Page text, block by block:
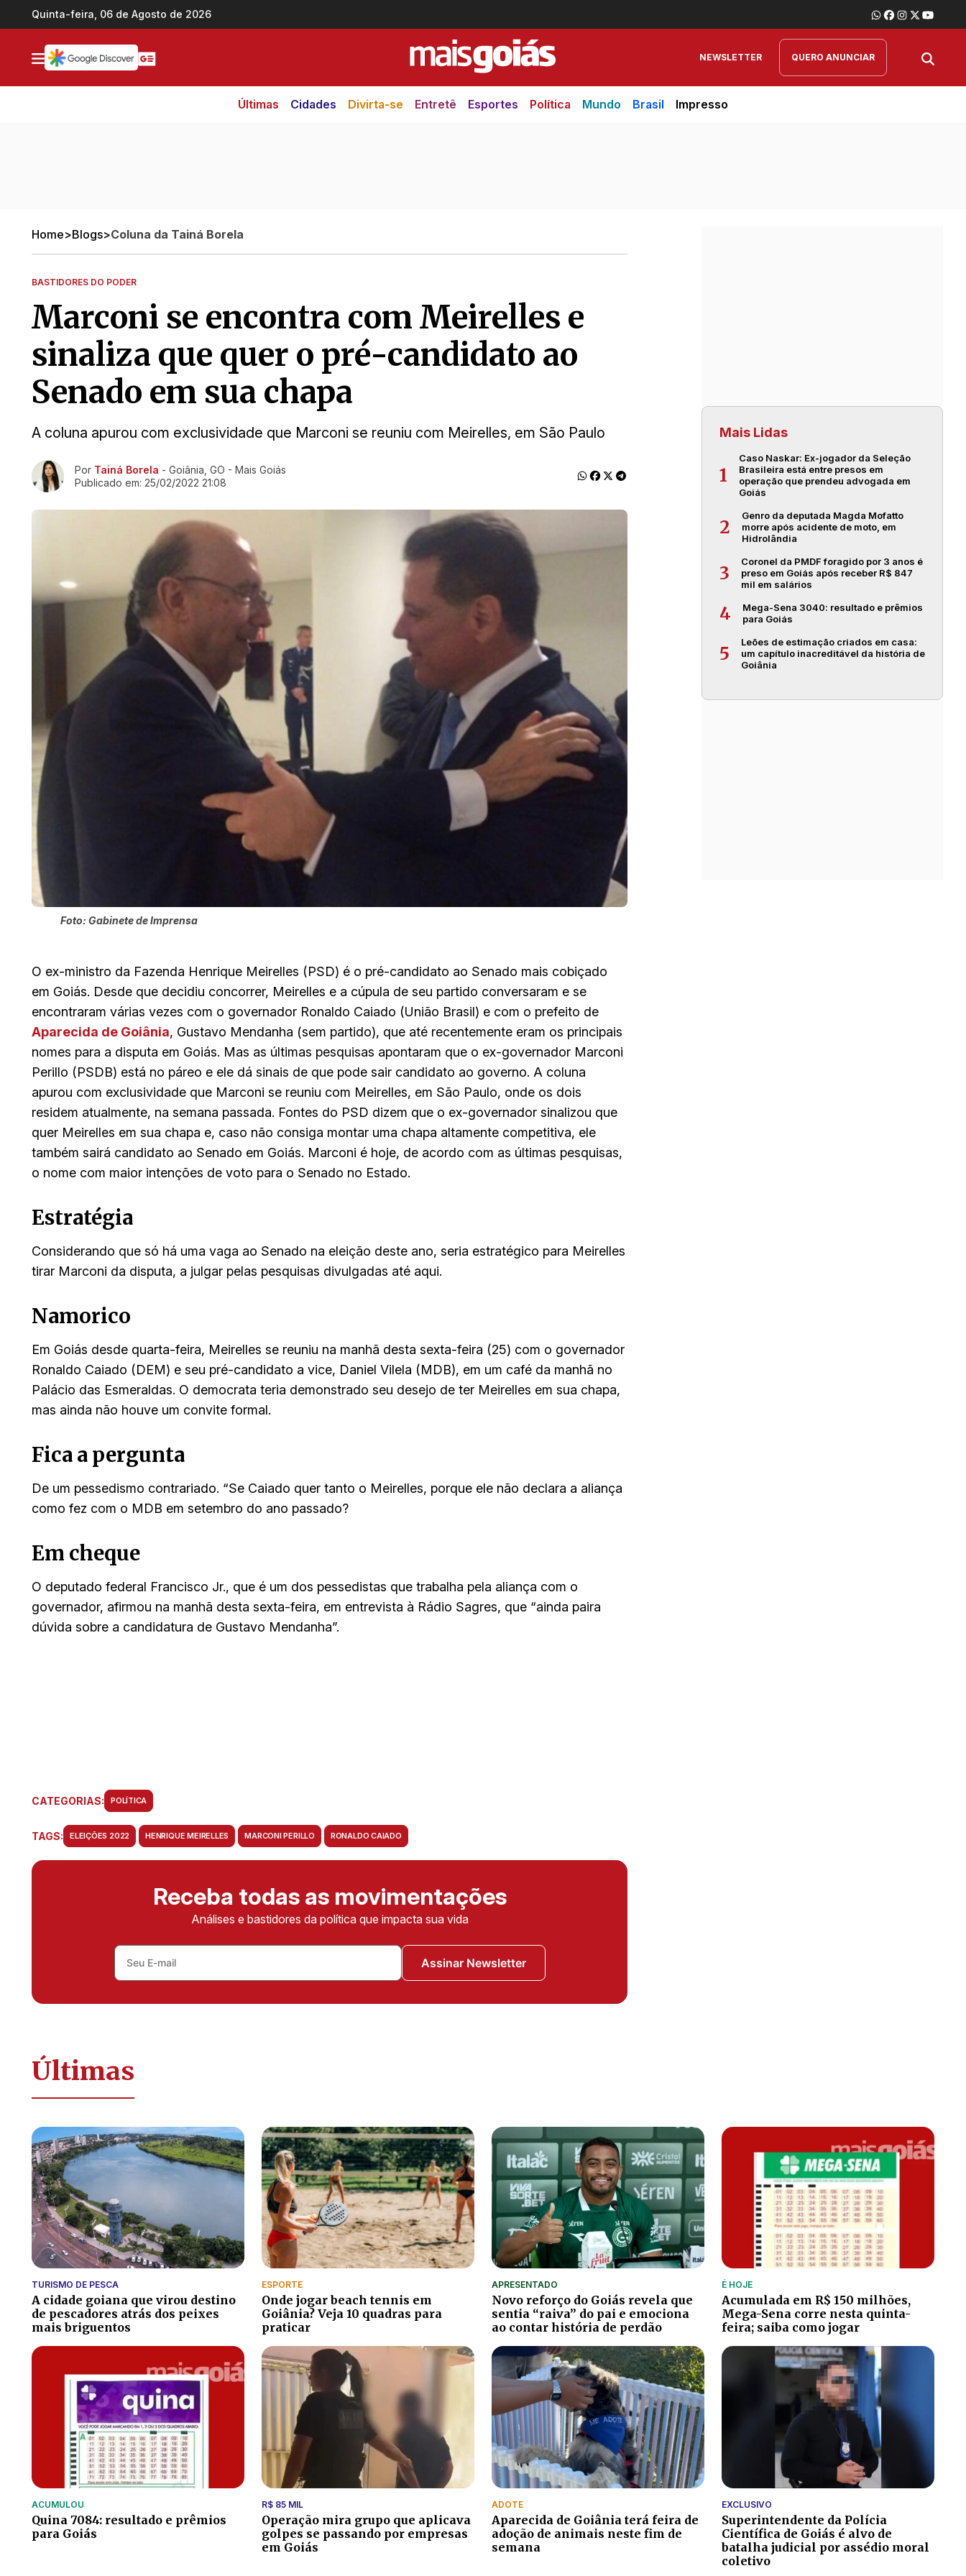
Ir direto pro conteúdo
Quinta-feira, 06 de Agosto de 2026
NEWSLETTER QUERO ANUNCIAR
Últimas Cidades Divirta-se Entretê Esportes Política Mundo Brasil Impresso
Home>Blogs>Coluna da Tainá Borela
BASTIDORES DO PODER
Marconi se encontra com Meirelles e
sinaliza que quer o pré-candidato ao
Senado em sua chapa
A coluna apurou com exclusividade que Marconi se reuniu com Meirelles, em São Paulo
Ir direto pra matéria
Por Tainá Borela - Goiânia, GO - Mais Goiás
Publicado em: 25/02/2022 21:08
Foto: Gabinete de Imprensa
O ex-ministro da Fazenda Henrique Meirelles (PSD) é o pré-candidato ao Senado mais cobiçado
em Goiás. Desde que decidiu concorrer, Meirelles e a cúpula de seu partido conversaram e se
encontraram várias vezes com o governador Ronaldo Caiado (União Brasil) e com o prefeito de
Aparecida de Goiânia, Gustavo Mendanha (sem partido), que até recentemente eram os principais
nomes para a disputa em Goiás. Mas as últimas pesquisas apontaram que o ex-governador Marconi
Perillo (PSDB) está no páreo e ele dá sinais de que pode sair candidato ao governo. A coluna
apurou com exclusividade que Marconi se reuniu com Meirelles, em São Paulo, onde os dois
residem atualmente, na semana passada. Fontes do PSD dizem que o ex-governador sinalizou que
quer Meirelles em sua chapa e, caso não consiga montar uma chapa altamente competitiva, ele
também sairá candidato ao Senado em Goiás. Marconi é hoje, de acordo com as últimas pesquisas,
o nome com maior intenções de voto para o Senado no Estado.
Estratégia
Considerando que só há uma vaga ao Senado na eleição deste ano, seria estratégico para Meirelles
tirar Marconi da disputa, a julgar pelas pesquisas divulgadas até aqui.
Namorico
Em Goiás desde quarta-feira, Meirelles se reuniu na manhã desta sexta-feira (25) com o governador
Ronaldo Caiado (DEM) e seu pré-candidato a vice, Daniel Vilela (MDB), em um café da manhã no
Palácio das Esmeraldas. O democrata teria demonstrado seu desejo de ter Meirelles em sua chapa,
mas ainda não houve um convite formal.
Fica a pergunta
De um pessedismo contrariado. “Se Caiado quer tanto o Meirelles, porque ele não declara a aliança
como fez com o MDB em setembro do ano passado?
Em cheque
O deputado federal Francisco Jr., que é um dos pessedistas que trabalha pela aliança com o
governador, afirmou na manhã desta sexta-feira, em entrevista à Rádio Sagres, que “ainda paira
dúvida sobre a candidatura de Gustavo Mendanha”.
CATEGORIAS: POLÍTICA
TAGS: ELEIÇÕES 2022 HENRIQUE MEIRELLES MARCONI PERILLO RONALDO CAIADO
Receba todas as movimentações
Análises e bastidores da política que impacta sua vida
Assinar Newsletter
Mais Lidas
1
Caso Naskar: Ex-jogador da Seleção
Brasileira está entre presos em
operação que prendeu advogada em
Goiás
2
Genro da deputada Magda Mofatto
morre após acidente de moto, em
Hidrolândia
3
Coronel da PMDF foragido por 3 anos é
preso em Goiás após receber R$ 847
mil em salários
4
Mega-Sena 3040: resultado e prêmios
para Goiás
5
Leões de estimação criados em casa:
um capítulo inacreditável da história de
Goiânia
Últimas
TURISMO DE PESCA
A cidade goiana que virou destino
de pescadores atrás dos peixes
mais briguentos
ESPORTE
Onde jogar beach tennis em
Goiânia? Veja 10 quadras para
praticar
APRESENTADO
Novo reforço do Goiás revela que
sentia “raiva” do pai e emociona
ao contar história de perdão
É HOJE
Acumulada em R$ 150 milhões,
Mega-Sena corre nesta quinta-
feira; saiba como jogar
ACUMULOU
Quina 7084: resultado e prêmios
para Goiás
R$ 85 MIL
Operação mira grupo que aplicava
golpes se passando por empresas
em Goiás
ADOTE
Aparecida de Goiânia terá feira de
adoção de animais neste fim de
semana
EXCLUSIVO
Superintendente da Polícia
Científica de Goiás é alvo de
batalha judicial por assédio moral
coletivo